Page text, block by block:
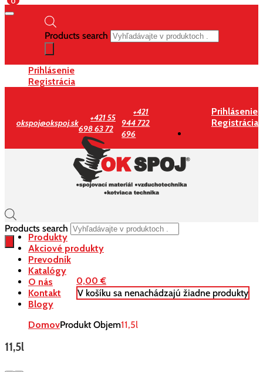
Products search
Prihlásenie
Registrácia
okspoj@okspoj.sk
+421 55
698 63 72
+421
944 722
696
Prihlásenie
Registrácia
Products search
0,00€
V košíku sa nenachádzajú žiadne produkty
Produkty
Akciové produkty
Prevodník
Katalógy
O nás
Kontakt
Blogy
DomovProdukt Objem11,5l
11,5l